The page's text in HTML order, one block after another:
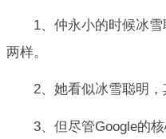
1、仲永小的时候冰
两样。
2、她看似冰雪聪明，
3、但尽管Google的